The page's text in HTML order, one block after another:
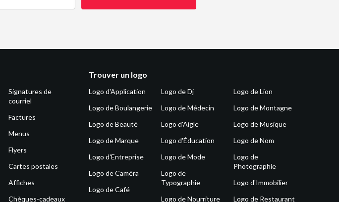
Signatures de
courriel
Factures
Menus
Flyers
Cartes postales
Affiches
Chèques-cadeaux
Trouver un logo
Logo d'Application
Logo de Boulangerie
Logo de Beauté
Logo de Marque
Logo d'Entreprise
Logo de Caméra
Logo de Café
Logo de Dj
Logo de Médecin
Logo d'Aigle
Logo d'Éducation
Logo de Mode
Logo de
Typographie
Logo de Nourriture
Logo de Lion
Logo de Montagne
Logo de Musique
Logo de Nom
Logo de
Photographie
Logo d'Immobilier
Logo de Restaurant